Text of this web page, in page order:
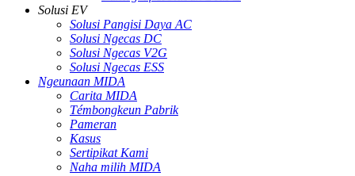
Solusi EV
Solusi Pangisi Daya AC
Solusi Ngecas DC
Solusi Ngecas V2G
Solusi Ngecas ESS
Ngeunaan MIDA
Carita MIDA
Témbongkeun Pabrik
Pameran
Kasus
Sertipikat Kami
Naha milih MIDA